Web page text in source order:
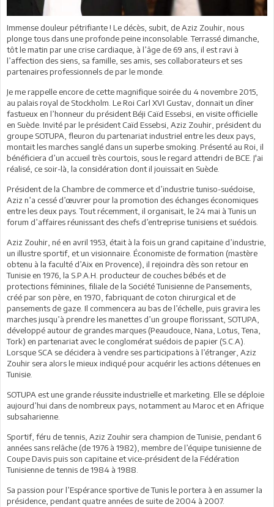
Immense douleur pétrifiante ! Le décès, subit, de Aziz Zouhir, nous
plonge tous dans une profonde peine inconsolable. Terrassé dimanche,
tôt le matin par une crise cardiaque, à l’âge de 69 ans, il est ravi à
l’affection des siens, sa famille, ses amis, ses collaborateurs et ses
partenaires professionnels de par le monde.
Je me rappelle encore de cette magnifique soirée du 4 novembre 2015,
au palais royal de Stockholm. Le Roi Carl XVI Gustav, donnait un dîner
fastueux en l’honneur du président Béji Caïd Essebsi, en visite officielle
en Suède. Invité par le président Caïd Essebsi, Aziz Zouhir, président du
groupe SOTUPA, fleuron du partenariat industriel entre les deux pays,
montait les marches sanglé dans un superbe smoking. Présenté au Roi, il
bénéficiera d’un accueil très courtois, sous le regard attendri de BCE. J'ai
réalisé, ce soir-là, la considération dont il jouissait en Suède.
Président de la Chambre de commerce et d’industrie tuniso-suédoise,
Aziz n’a cessé d’œuvrer pour la promotion des échanges économiques
entre les deux pays. Tout récemment, il organisait, le 24 mai à Tunis un
forum d’affaires réunissant des chefs d’entreprise tunisiens et suédois.
Aziz Zouhir, né en avril 1953, était à la fois un grand capitaine d’industrie,
un illustre sportif, et un visionnaire. Économiste de formation (mastère
obtenu à la faculté d’Aix en Provence), il rejoindra dès son retour en
Tunisie en 1976, la S.P.A.H. producteur de couches bébés et de
protections féminines, filiale de la Société Tunisienne de Pansements,
créé par son père, en 1970, fabriquant de coton chirurgical et de
pansements de gaze. Il commencera au bas de l’échelle, puis gravira les
marches jusqu’à prendre les manettes d’un groupe florissant, SOTUPA,
développé autour de grandes marques (Peaudouce, Nana, Lotus, Tena,
Tork) en partenariat avec le conglomérat suédois de papier (S.C.A).
Lorsque SCA se décidera à vendre ses participations à l’étranger, Aziz
Zouhir sera alors le mieux indiqué pour acquérir les actions détenues en
Tunisie.
SOTUPA est une grande réussite industrielle et marketing. Elle se déploie
aujourd’hui dans de nombreux pays, notamment au Maroc et en Afrique
subsaharienne.
Sportif, féru de tennis, Aziz Zouhir sera champion de Tunisie, pendant 6
années sans relâche (de 1976 à 1982), membre de l’équipe tunisienne de
Coupe Davis puis son capitaine et vice-président de la Fédération
Tunisienne de tennis de 1984 à 1988.
Sa passion pour l’Espérance sportive de Tunis le portera à en assumer la
présidence, pendant quatre années de suite de 2004 à 2007.